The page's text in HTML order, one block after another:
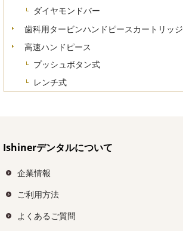
ダイヤモンドバー
歯科用タービンハンドピースカートリッジ
高速ハンドピース
プッシュボタン式
レンチ式
Ishinerデンタルについて
企業情報
ご利用方法
よくあるご質問